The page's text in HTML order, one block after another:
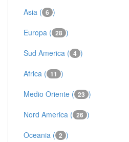
Asia ( 6 )
Europa ( 28 )
Sud America ( 4 )
Africa ( 11 )
Medio Oriente ( 23 )
Nord America ( 26 )
Oceania ( 2 )